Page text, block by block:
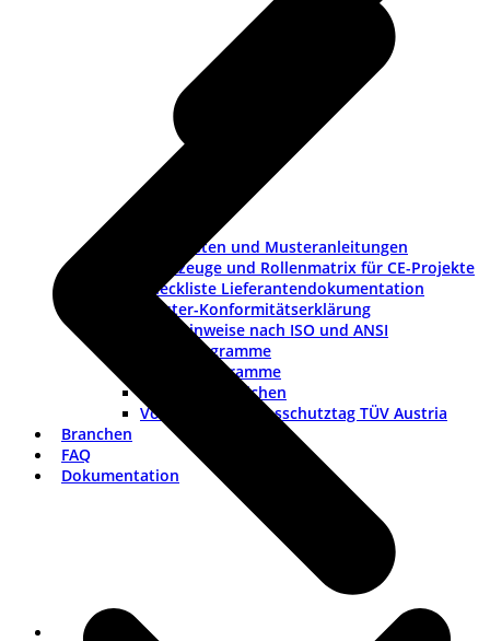
Checklisten und Musteranleitungen
Werkzeuge und Rollenmatrix für CE-Projekte
Checkliste Lieferantendokumentation
Muster-Konformitätserklärung
Warnhinweise nach ISO und ANSI
ISO-Piktogramme
ANSI-Piktogramme
Länderkennzeichen
Vortrag Explosionsschutztag TÜV Austria
Branchen
FAQ
Dokumentation